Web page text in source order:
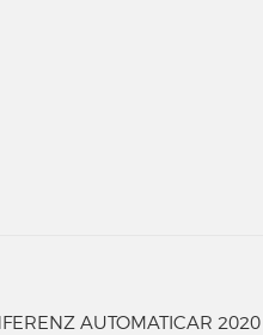
AUTOMATICAR 2020